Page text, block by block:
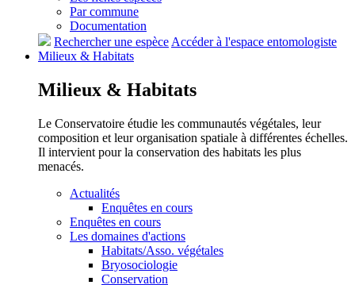
Par commune
Documentation
Rechercher une espèce Accéder à l'espace entomologiste
Milieux & Habitats
Milieux & Habitats
Le Conservatoire étudie les communautés végétales, leur
composition et leur organisation spatiale à différentes échelles.
Il intervient pour la conservation des habitats les plus
menacés.
Actualités
Enquêtes en cours
Enquêtes en cours
Les domaines d'actions
Habitats/Asso. végétales
Bryosociologie
Conservation